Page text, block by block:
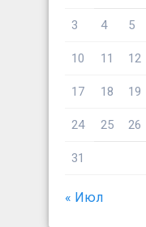
3 4 5
10 11 12
17 18 19
24 25 26
31
« Июл